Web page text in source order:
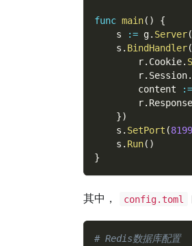
func main( )
{
    s
:= g. Server(
    s
. BindHandler(
        r
. Cookie.
        r
. Session.
        content
:=
        r
. Response
})
    s
. SetPort (8199
    s
. Run( )
}
其中， config.toml
# Redis数据库配置